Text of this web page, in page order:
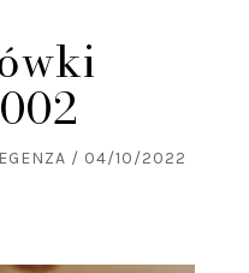
/ 04/10/2022